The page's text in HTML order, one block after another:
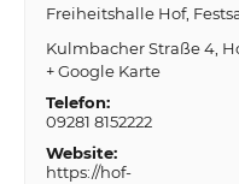
Freiheitshalle Hof,
Kulmbacher Straße 4
+ Google Karte
Telefon:
09281 8152222
Website:
https://hof-